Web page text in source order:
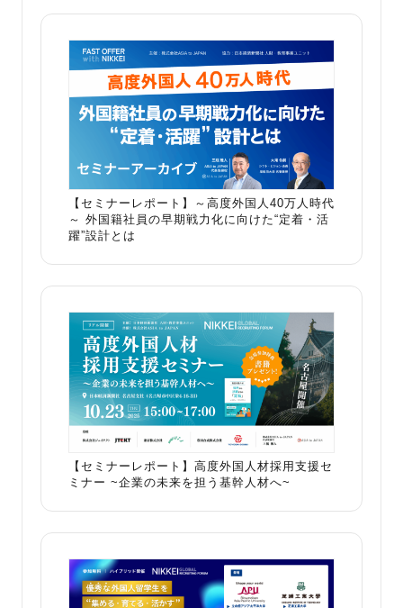
【セミナーレポート】～高度外国人40万人時代
～ 外国籍社員の早期戦力化に向けた“定着・活
躍”設計とは
【セミナーレポート】高度外国人材採用支援セ
ミナー ~企業の未来を担う基幹人材へ~